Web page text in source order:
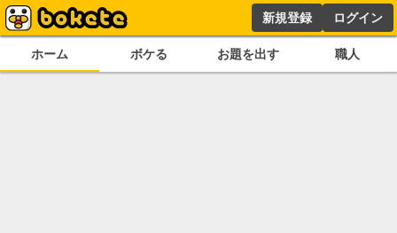
新規登録 ログイン
ホーム ボケる お題を出す 職人